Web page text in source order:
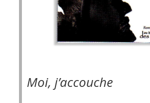
Moi, j’accouche